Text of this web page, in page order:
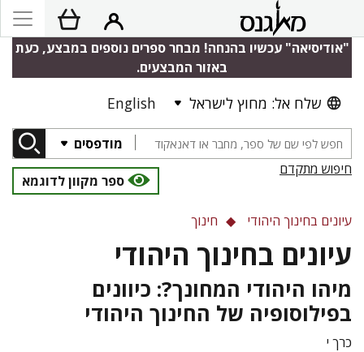
"אודיסיאה" עכשיו בהנחה! מבחר ספרים נוספים במבצע, כעת
באזור המבצעים.
שלח אל: מחוץ לישראל English
מודפסים
חיפוש מתקדם
ספר מקוון לדוגמא
עיונים בחינוך היהודי חינוך
עיונים בחינוך היהודי
מיהו היהודי המחונך?: כיוונים
בפילוסופיה של החינוך היהודי
כרך י